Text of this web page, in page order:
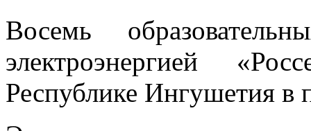
Восемь
электроэнергией
Республике Ингушетия в